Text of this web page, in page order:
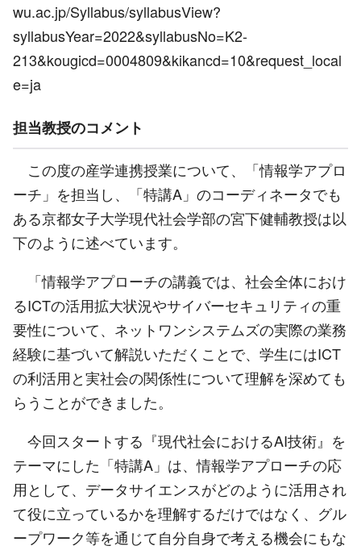
wu.ac.jp/Syllabus/syllabusView?
syllabusYear=2022&syllabusNo=K2-
213&kougicd=0004809&kikancd=10&request_local
e=ja
担当教授のコメント
この度の産学連携授業について、「情報学アプロ
ーチ」を担当し、「特講A」のコーディネータでも
ある京都女子大学現代社会学部の宮下健輔教授は以
下のように述べています。
「情報学アプローチの講義では、社会全体におけ
るICTの活用拡大状況やサイバーセキュリティの重
要性について、ネットワンシステムズの実際の業務
経験に基づいて解説いただくことで、学生にはICT
の利活用と実社会の関係性について理解を深めても
らうことができました。
今回スタートする『現代社会におけるAI技術』を
テーマにした「特講A」は、情報学アプローチの応
用として、データサイエンスがどのように活用され
て役に立っているかを理解するだけではなく、グル
ープワーク等を通じて自分自身で考える機会にもな